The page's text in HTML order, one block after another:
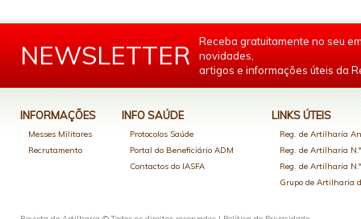
NEWSLETTER
Receba gratuitamente no seu
novidades,
artigos e informações úteis da
INFORMAÇÕES
Messes Militares
Recrutamento
INFO SAÚDE
Protocolos Saúde
Portal do Beneficiário ADM
Contactos do IASFA
LINKS ÚTEIS
Reg. de Artilharia
Reg. de Artilharia
Reg. de Artilharia
Grupo de Artilharia